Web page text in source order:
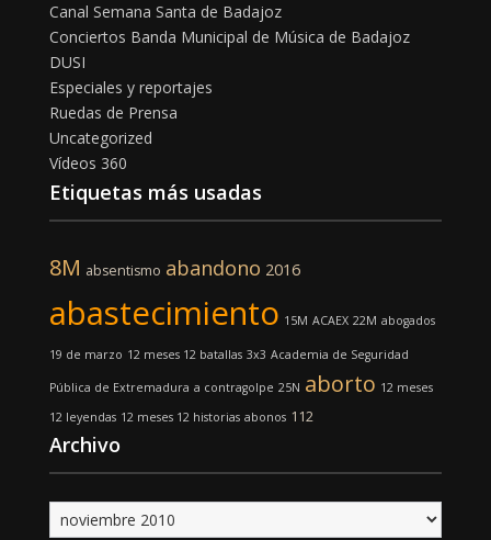
Canal Semana Santa de Badajoz
Conciertos Banda Municipal de Música de Badajoz
DUSI
Especiales y reportajes
Ruedas de Prensa
Uncategorized
Vídeos 360
Etiquetas más usadas
8M absentismo abandono 2016
abastecimiento 15M ACAEX 22M abogados
19 de marzo 12 meses 12 batallas 3x3 Academia de Seguridad
Pública de Extremadura a contragolpe 25N aborto 12 meses
12 leyendas 12 meses 12 historias abonos 112
Archivo
Archivo